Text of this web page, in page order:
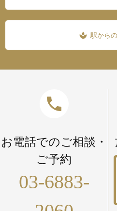
spa 駅から
phone
お電話でのご相談・
ご予約
03-6883-